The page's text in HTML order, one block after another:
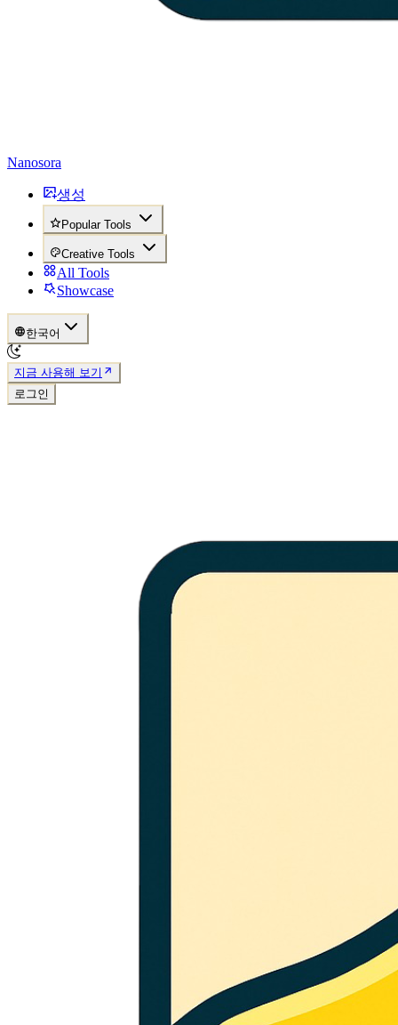
Nanosora
생성
Popular Tools
Creative Tools
All Tools
Showcase
한국어
지금 사용해 보기
로그인